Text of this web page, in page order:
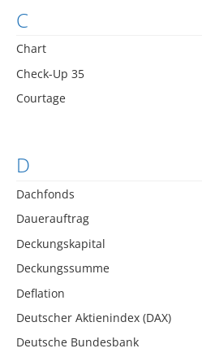
C
Chart
Check-Up 35
Courtage
D
Dachfonds
Dauerauftrag
Deckungskapital
Deckungssumme
Deflation
Deutscher Aktienindex (DAX)
Deutsche Bundesbank